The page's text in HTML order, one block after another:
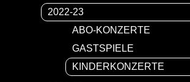
2022-23
ABO-KONZERTE
GASTSPIELE
KINDERKONZERTE